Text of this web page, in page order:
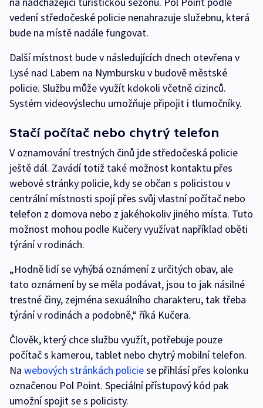
vedení středočeské policie nenahrazuje služebnu, která
bude na místě nadále fungovat.
Další místnost bude v následujících dnech otevřena v
Lysé nad Labem na Nymbursku v budově městské
policie. Službu může využít kdokoli včetně cizinců.
Systém videovýslechu umožňuje připojit i tlumočníky.
Stačí počítač nebo chytrý telefon
V oznamování trestných činů jde středočeská policie
ještě dál. Zavádí totiž také možnost kontaktu přes
webové stránky policie, kdy se občan s policistou v
centrální místnosti spojí přes svůj vlastní počítač nebo
telefon z domova nebo z jakéhokoliv jiného místa. Tuto
možnost mohou podle Kučery využívat například oběti
týrání v rodinách.
„Hodně lidí se vyhýbá oznámení z určitých obav, ale
tato oznámení by se měla podávat, jsou to jak násilné
trestné činy, zejména sexuálního charakteru, tak třeba
týrání v rodinách a podobně,“ říká Kučera.
Člověk, který chce službu využít, potřebuje pouze
počítač s kamerou, tablet nebo chytrý mobilní telefon.
Na webových stránkách policiese přihlásí přes kolonku
označenou Pol Point. Speciální přístupový kód pak
umožní spojit se s policisty.